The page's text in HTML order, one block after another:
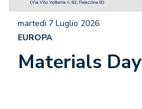
Materials Day
martedì 7 Luglio 2026
EUROPA